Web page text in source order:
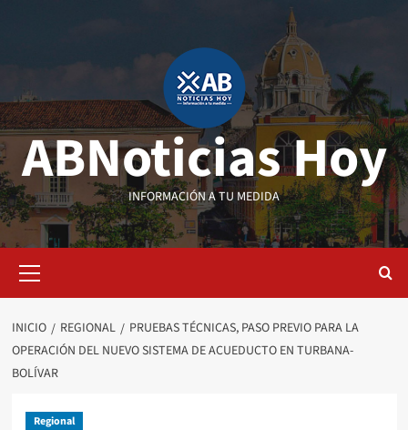
ABNoticias Hoy
INFORMACIÓN A TU MEDIDA
primario
INICIO REGIONAL
PRUEBAS TÉCNICAS, PASO PREVIO PARA LA
OPERACIÓN DEL NUEVO SISTEMA DE ACUEDUCTO EN TURBANA-
BOLÍVAR
Regional